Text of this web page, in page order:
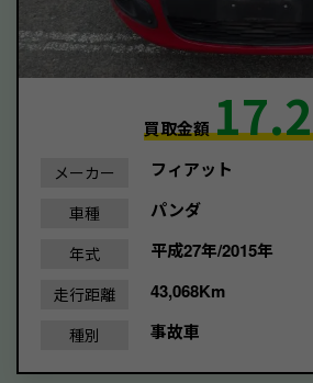
買取金額17.2
メーカー フィアット
車種 パンダ
年式 平成27年/2015年
走行距離 43,068Km
種別 事故車